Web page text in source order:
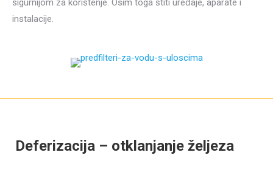
sigurnijom za korištenje. Osim toga štiti uređaje, aparate i
instalacije.
Deferizacija – otklanjanje željeza